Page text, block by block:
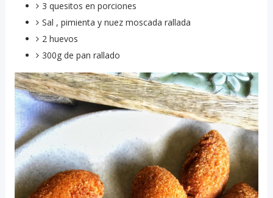
3 quesitos en porciones
Sal , pimienta y nuez moscada rallada
2 huevos
300g de pan rallado